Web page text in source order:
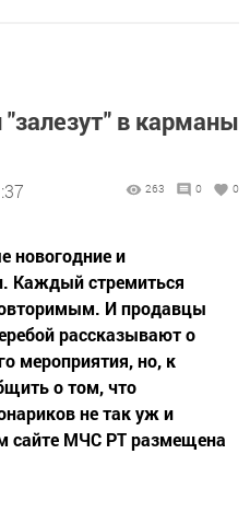
в карманы
263 0 0
новогодние и
Каждый стремиться
И продавцы
рассказывают о
мероприятия, но, к
о том, что
не так уж и
сайте МЧС РТ размещена